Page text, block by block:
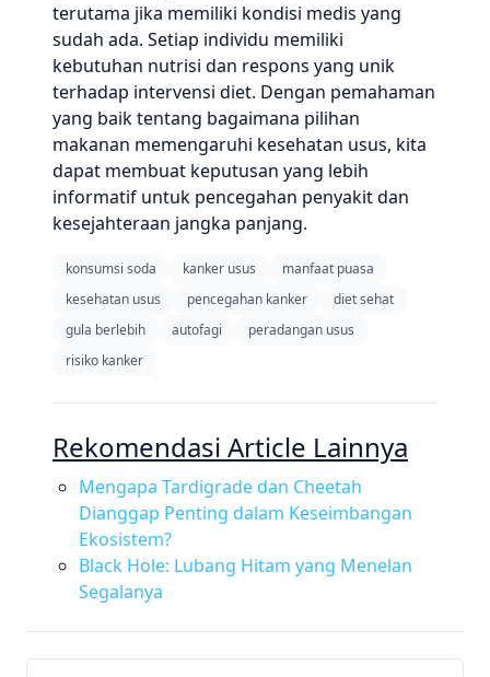
terutama jika memiliki kondisi medis yang
sudah ada. Setiap individu memiliki
kebutuhan nutrisi dan respons yang unik
terhadap intervensi diet. Dengan pemahaman
yang baik tentang bagaimana pilihan
makanan memengaruhi kesehatan usus, kita
dapat membuat keputusan yang lebih
informatif untuk pencegahan penyakit dan
kesejahteraan jangka panjang.
konsumsi soda kanker usus
manfaat puasa
kesehatan usus
pencegahan kanker
diet sehat
gula berlebih
autofagi
peradangan usus
risiko kanker
Rekomendasi Article Lainnya
Mengapa Tardigrade dan Cheetah
Dianggap Penting dalam Keseimbangan
Ekosistem?
Black Hole: Lubang Hitam yang Menelan
Segalanya